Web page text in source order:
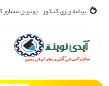
برنامه ریزی کنکور بهترین مشاور